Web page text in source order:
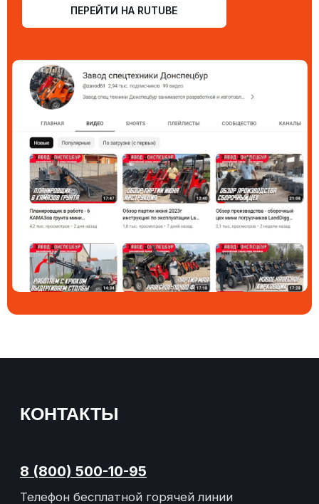
Завод спецтехники Донспецбур
Согласие на обработку файлов cookies
информационных и рекламных
рассылок
О заводе Отзывы
Разработка сайта